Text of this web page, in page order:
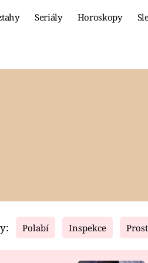
Seriály Horoskopy
Fresh
Polabí Inspekce